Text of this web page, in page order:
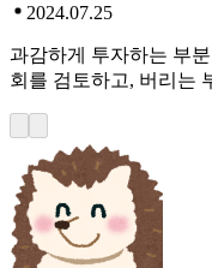
2024.07.25
과감하게 투자하는 부
회를 검토하고, 버리는